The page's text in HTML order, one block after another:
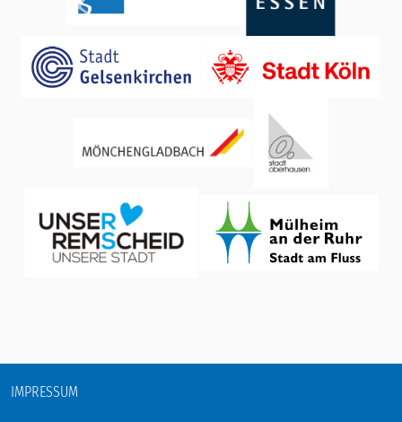
IMPRESSUM